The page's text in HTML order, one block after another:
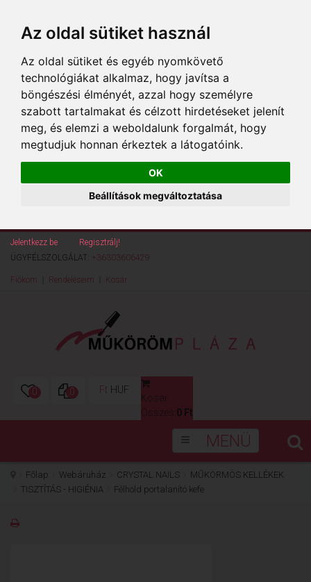
Az oldal sütiket használ
Az oldal sütiket és egyéb nyomkövető
technológiákat alkalmaz, hogy javítsa a
böngészési élményét, azzal hogy személyre
szabott tartalmakat és célzott hirdetéseket jelenít
meg, és elemzi a weboldalunk forgalmát, hogy
megtudjuk honnan érkeztek a látogatóink.
OK
Beállítások megváltoztatása
Jelentkezz be
Regisztrálj!
ÜGYFÉLSZOLGÁLAT: +36303606429
Fiókom Rendeléseim Kosár
0 0 Ft HUF
Kosár
Összes: 0 Ft
MENÜ
Főlap Webáruház CRYSTAL NAILS
MŰKÖRMÖS KELLÉKEK
TISZTÍTÁS - HIGIÉNIA
Félhold portalanító kefe